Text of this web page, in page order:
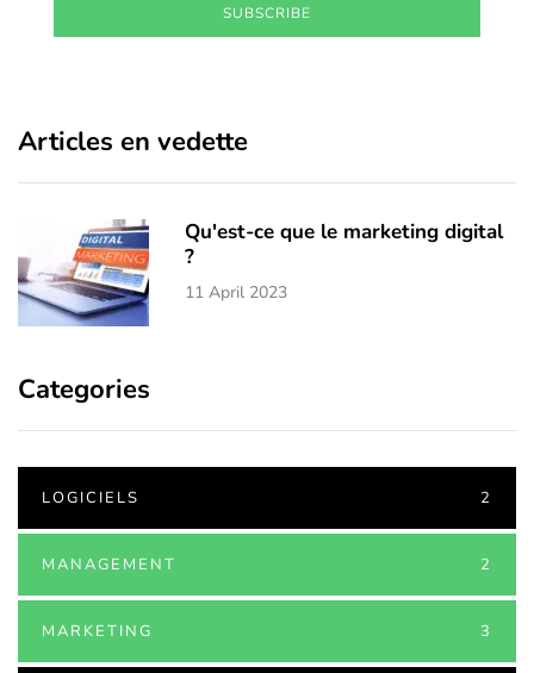
SUBSCRIBE
Articles en vedette
Qu'est-ce que le marketing digital
?
11 April 2023
Categories
LOGICIELS 2
MANAGEMENT 2
MARKETING 3